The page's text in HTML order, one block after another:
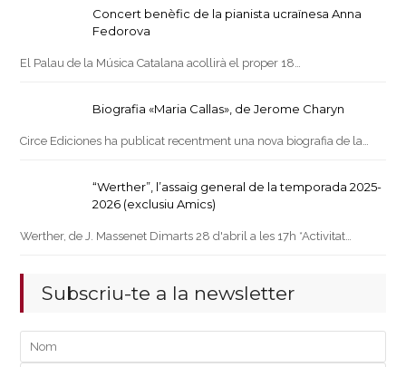
Concert benèfic de la pianista ucraïnesa Anna
Fedorova
El Palau de la Música Catalana acollirà el proper 18…
Biografia «Maria Callas», de Jerome Charyn
Circe Ediciones ha publicat recentment una nova biografia de la…
“Werther”, l’assaig general de la temporada 2025-
2026 (exclusiu Amics)
Werther, de J. Massenet Dimarts 28 d'abril a les 17h *Activitat…
Subscriu-te a la newsletter